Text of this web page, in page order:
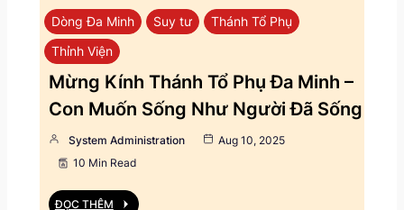
Dòng Đa Minh Suy tư
Thánh Tổ Phụ
Thỉnh Viện
Mừng Kính Thánh Tổ Phụ Đa Minh –
Con Muốn Sống Như Người Đã Sống
System Administration
Aug 10, 2025
10 Min Read
ĐỌC THÊM